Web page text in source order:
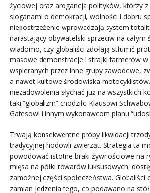
życiowej oraz arogancja polityków, którzy z
sloganami o demokracji, wolności i dobru
niepostrzeżenie wprowadzają system
narastający obywatelski sprzeciw na całym
wiadomo, czy globaliści zdołają stłumić
masowe demonstracje i strajki farmerów w
wspieranych przez inne grupy zawodowe,
a nawet kultowe środowiska
niezadowolenia słychać już na wszystkich
taki “globalizm” chodziło Klausowi
Gatesowi i innym wykonawcom planu
Trwają konsekwentne próby likwidacji
tradycyjnej hodowli zwierząt. Strategia ta
powodować istotne braki żywnościowe na
mięsa na półki towarów luksusowych,
zamożnej części społeczeństwa. Globaliści
zamian jedzenia tego, co podawano na